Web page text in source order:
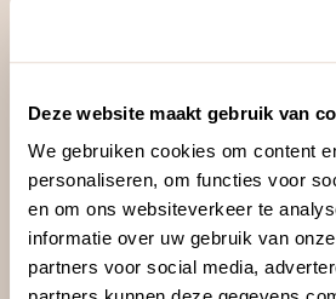
Deze website maakt gebruik van
We gebruiken cookies om content
personaliseren, om functies voor
en om ons websiteverkeer te
informatie over uw gebruik van
partners voor social media,
Rocca
Uitzicht op de wijngaarden
Intieme sfeer
Infinity pool
Zonterras
Restaurant